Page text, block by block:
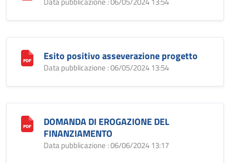
Esito positivo asseverazione progetto
Data pubblicazione : 06/05/2024 13:54
DOMANDA DI EROGAZIONE DEL
FINANZIAMENTO
Data pubblicazione : 06/06/2024 13:17